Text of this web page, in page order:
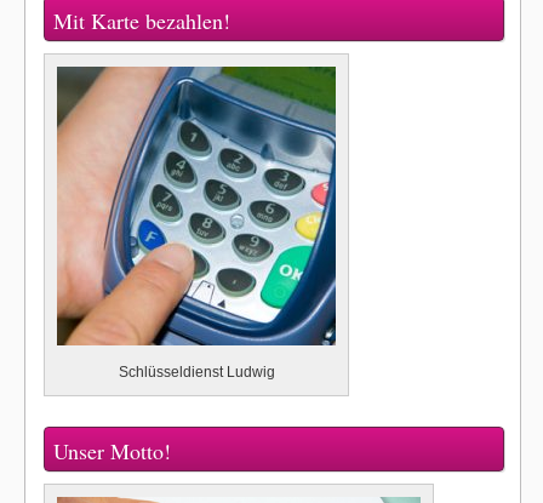
Mit Karte bezahlen!
Schlüsseldienst Ludwig
Unser Motto!